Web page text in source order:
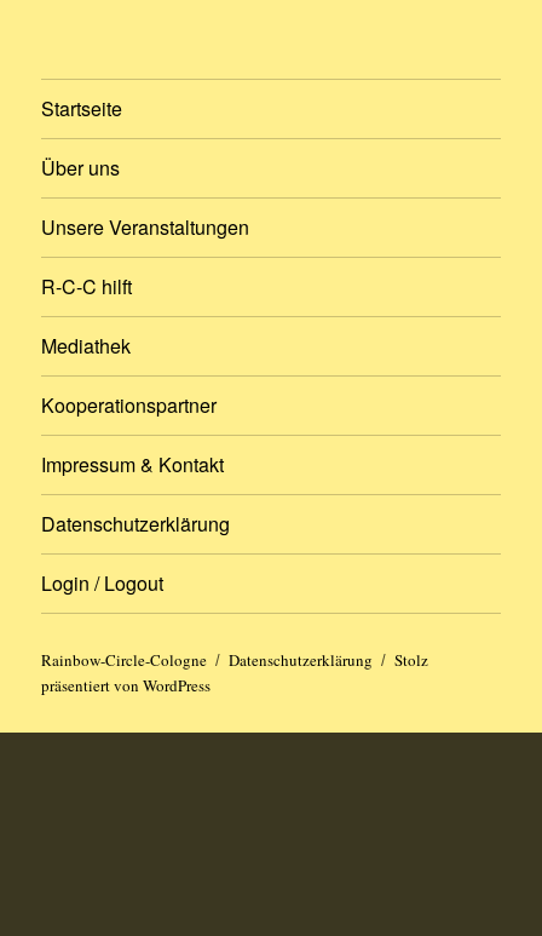
Startseite
Über uns
Unsere Veranstaltungen
R-C-C hilft
Mediathek
Kooperationspartner
Impressum & Kontakt
Datenschutzerklärung
Login / Logout
Rainbow-Circle-Cologne Datenschutzerklärung
Stolz
präsentiert von WordPress